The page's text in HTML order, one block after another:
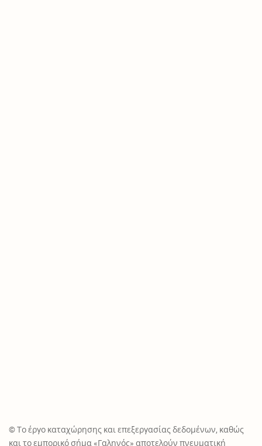
© Το έργο καταχώρησης και επεξεργασίας δεδομένων, καθώς
και το εμπορικό σήμα «Γαληνός» αποτελούν πνευματική